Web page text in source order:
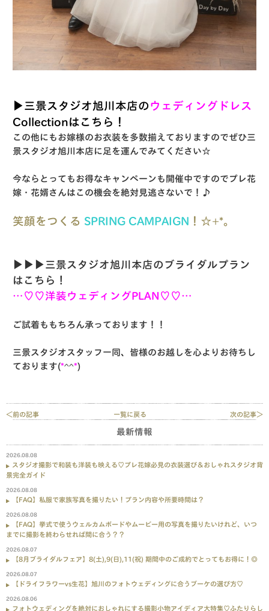
▶︎三景スタジオ旭川本店の ウェディングドレス
Collectionはこちら！
この他にもお嫁様のお衣装を多数揃えておりますのでぜひ三
景スタジオ旭川本店に足を運んでみてください☆
今ならとってもお得なキャンペーンも開催中ですのでプレ花
嫁・花婿さんはこの機会を絶対見逃さないで！♪
笑顔をつくる SPRING CAMPAIGN ！☆+*。
▶︎▶︎▶︎三景スタジオ旭川本店のブライダルプラン
はこちら！
…♡♡洋装ウェディングPLAN♡♡…
ご試着ももちろん承っております！！
三景スタジオスタッフ一同、皆様のお越しを心よりお待ちし
ております(*^^*)
＜前の記事 次の記事＞
一覧に戻る
最新情報
2026.08.08
スタジオ撮影で和装も洋装も映える♡プレ花嫁必見の衣装選び＆おしゃれスタジオ背
景完全ガイド
2026.08.08
【FAQ】私服で家族写真を撮りたい！プラン内容や所要時間は？
2026.08.08
【FAQ】挙式で使うウェルカムボードやムービー用の写真を撮りたいけれど、いつ
までに撮影を終わらせれば間に合う？？
2026.08.07
【8月ブライダルフェア】8(土),9(日),11(祝) 期間中のご成約でとってもお得に！◎
2026.08.07
【ドライフラワーvs生花】旭川のフォトウェディングに合うブーケの選び方♡
2026.08.06
フォトウェディングを絶対におしゃれにする撮影小物アイディア大特集♡ふたりらし